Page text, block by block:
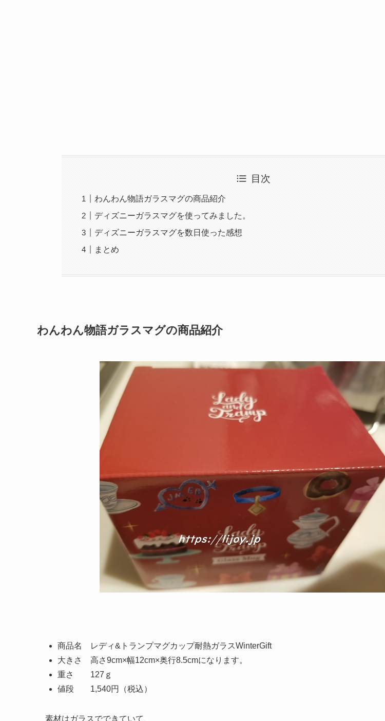
目次
わんわん物語ガラスマグの商品紹介
ディズニーガラスマグを使ってみました。
ディズニーガラスマグを数日使った感想
まとめ
わんわん物語ガラスマグの商品紹介
商品名 レディ&トランプマグカップ耐熱ガラスWinterGift
大きさ 高さ9cm×幅12cm×奥行8.5cmになります。
重さ 127ｇ
値段 1,540円（税込）
素材はガラスでできていて、